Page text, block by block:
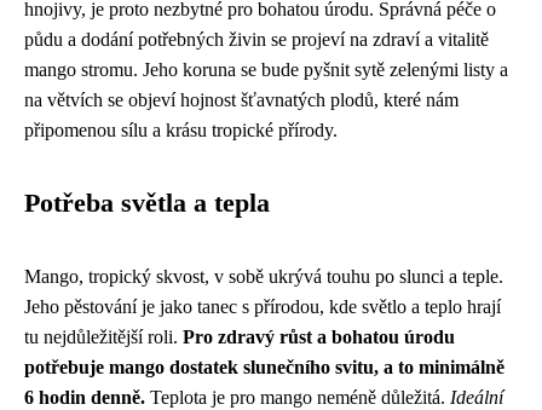
hnojivy, je proto nezbytné pro bohatou úrodu. Správná péče o
půdu a dodání potřebných živin se projeví na zdraví a vitalitě
mango stromu. Jeho koruna se bude pyšnit sytě zelenými listy a
na větvích se objeví hojnost šťavnatých plodů, které nám
připomenou sílu a krásu tropické přírody.
Potřeba světla a tepla
Mango, tropický skvost, v sobě ukrývá touhu po slunci a teple.
Jeho pěstování je jako tanec s přírodou, kde světlo a teplo hrají
tu nejdůležitější roli. Pro zdravý růst a bohatou úrodu
potřebuje mango dostatek slunečního svitu, a to minimálně
6 hodin denně. Teplota je pro mango neméně důležitá. Ideální